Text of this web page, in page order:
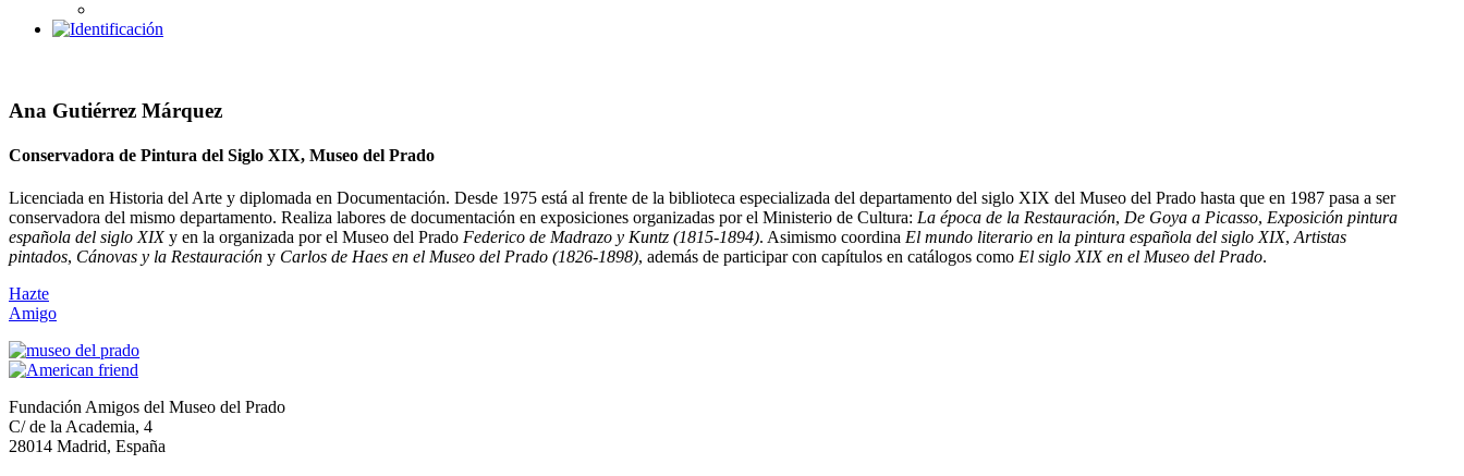
Ana Gutiérrez Márquez
Conservadora de Pintura del Siglo XIX, Museo del Prado
Licenciada en Historia del Arte y diplomada en Documentación. Desde 1975 está al frente de la biblioteca especializada del departamento del siglo XIX del Museo del Prado hasta que en 1987 pasa a ser
conservadora del mismo departamento. Realiza labores de documentación en exposiciones organizadas por el Ministerio de Cultura: La época de la Restauración, De Goya a Picasso, Exposición pintura
española del siglo XIXy en la organizada por el Museo del Prado Federico de Madrazo y Kuntz (1815-1894). Asimismo coordina El mundo literario en la pintura española del siglo XIX, Artistas
pintados, Cánovas y la Restauración y Carlos de Haes en el Museo del Prado (1826-1898), además de participar con capítulos en catálogos como El siglo XIX en el Museo del Prado.
Hazte
Amigo
Fundación Amigos del Museo del Prado
C/ de la Academia, 4
28014 Madrid, España